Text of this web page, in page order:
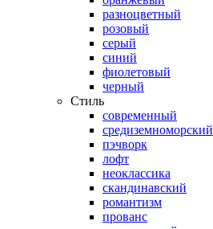
разноцветный
розовый
серый
синий
фиолетовый
черный
Стиль
современный
средиземноморский
пэчворк
лофт
неоклассика
скандинавский
романтизм
прованс